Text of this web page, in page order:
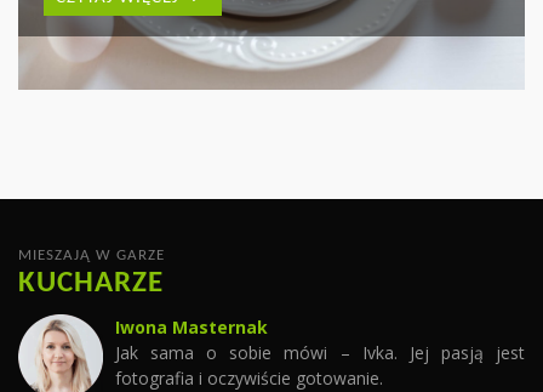
PYSZNYCH DAŃ
CZYTAJ WIĘCEJ
MIESZAJĄ W GARZE
KUCHARZE
Iwona Masternak
Jak sama o sobie mówi – Ivka. Jej pasją jest
fotografia i oczywiście gotowanie.